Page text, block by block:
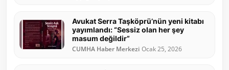
Avukat Serra Taşköprü’nün yeni kitabı
yayımlandı: “Sessiz olan her şey
masum değildir”
CUMHA Haber Merkezi Ocak 25, 2026